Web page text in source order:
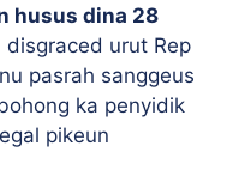
husus dina 28
urut Rep
pasrah sanggeus
ka penyidik
pikeun